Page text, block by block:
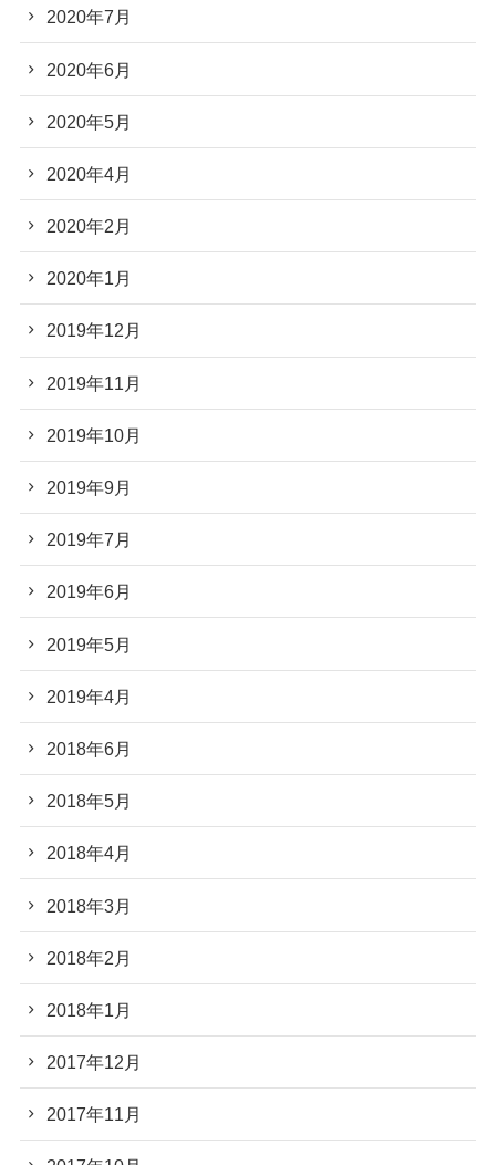
2020年7月
2020年6月
2020年5月
2020年4月
2020年2月
2020年1月
2019年12月
2019年11月
2019年10月
2019年9月
2019年7月
2019年6月
2019年5月
2019年4月
2018年6月
2018年5月
2018年4月
2018年3月
2018年2月
2018年1月
2017年12月
2017年11月